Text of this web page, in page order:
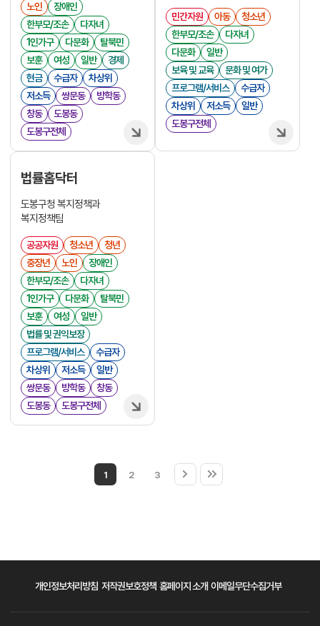
노인
장애인
한부모/조손
다자녀
1인가구
다문화
탈북민
보훈
여성 일반
경제
현금
수급자
차상위
저소득
쌍문동
방학동
창동
도봉동
도봉구전체
민간자원 아동
청소년
한부모/조손
다자녀
다문화
일반
보육 및 교육
문화 및 여가
프로그램/서비스
수급자
차상위
저소득
일반
도봉구전체
법률홈닥터
도봉구청 복지정책과
복지정책팀
공공자원 청소년
청년
중장년
노인
장애인
한부모/조손
다자녀
1인가구
다문화
탈북민
보훈
여성
일반
법률 및 권익보장
프로그램/서비스
수급자
차상위
저소득
일반
쌍문동
방학동
창동
도봉동
도봉구전체
1 2 3
개인정보처리방침 저작권보호정책 홈페이지 소개 이메일무단수집거부